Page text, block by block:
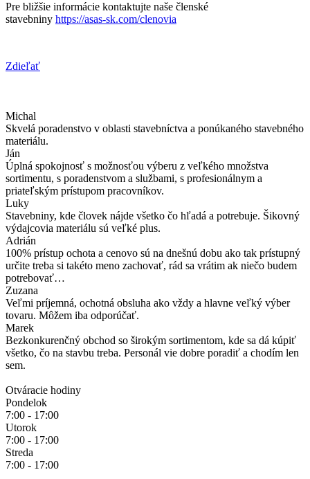
Pre bližšie informácie kontaktujte naše členské
stavebniny https://asas-sk.com/clenovia
Zdieľať
Michal
Skvelá poradenstvo v oblasti stavebníctva a ponúkaného stavebného
materiálu.
Ján
Úplná spokojnosť s možnosťou výberu z veľkého množstva
sortimentu, s poradenstvom a službami, s profesionálnym a
priateľským prístupom pracovníkov.
Luky
Stavebniny, kde človek nájde všetko čo hľadá a potrebuje. Šikovný
výdajcovia materiálu sú veľké plus.
Adrián
100% prístup ochota a cenovo sú na dnešnú dobu ako tak prístupný
určite treba si takéto meno zachovať, rád sa vrátim ak niečo budem
potrebovať…
Zuzana
Veľmi príjemná, ochotná obsluha ako vždy a hlavne veľký výber
tovaru. Môžem iba odporúčať.
Marek
Bezkonkurenčný obchod so širokým sortimentom, kde sa dá kúpiť
všetko, čo na stavbu treba. Personál vie dobre poradiť a chodím len
sem.
Otváracie hodiny
Pondelok
7:00 - 17:00
Utorok
7:00 - 17:00
Streda
7:00 - 17:00